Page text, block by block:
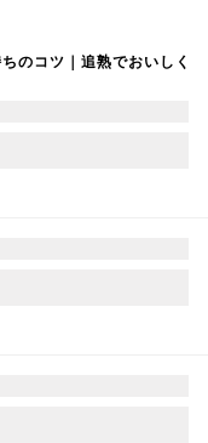
のコツ｜追熟でおいしく